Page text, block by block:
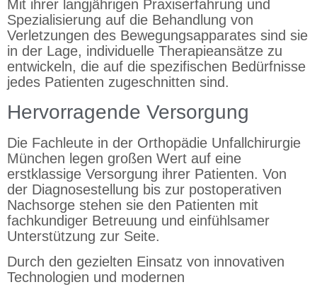
Mit ihrer langjährigen Praxiserfahrung und
Spezialisierung auf die Behandlung von
Verletzungen des Bewegungsapparates sind sie
in der Lage, individuelle Therapieansätze zu
entwickeln, die auf die spezifischen Bedürfnisse
jedes Patienten zugeschnitten sind.
Hervorragende Versorgung
Die Fachleute in der Orthopädie Unfallchirurgie
München legen großen Wert auf eine
erstklassige Versorgung ihrer Patienten. Von
der Diagnosestellung bis zur postoperativen
Nachsorge stehen sie den Patienten mit
fachkundiger Betreuung und einfühlsamer
Unterstützung zur Seite.
Durch den gezielten Einsatz von innovativen
Technologien und modernen